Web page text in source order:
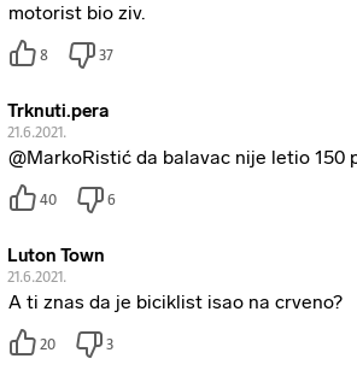
motorist bio ziv.
8 37
Trknuti.pera
21.6.2021.
@MarkoRistić da balavac nije letio 150
40 6
Luton Town
21.6.2021.
A ti znas da je biciklist isao na crveno?
20 3